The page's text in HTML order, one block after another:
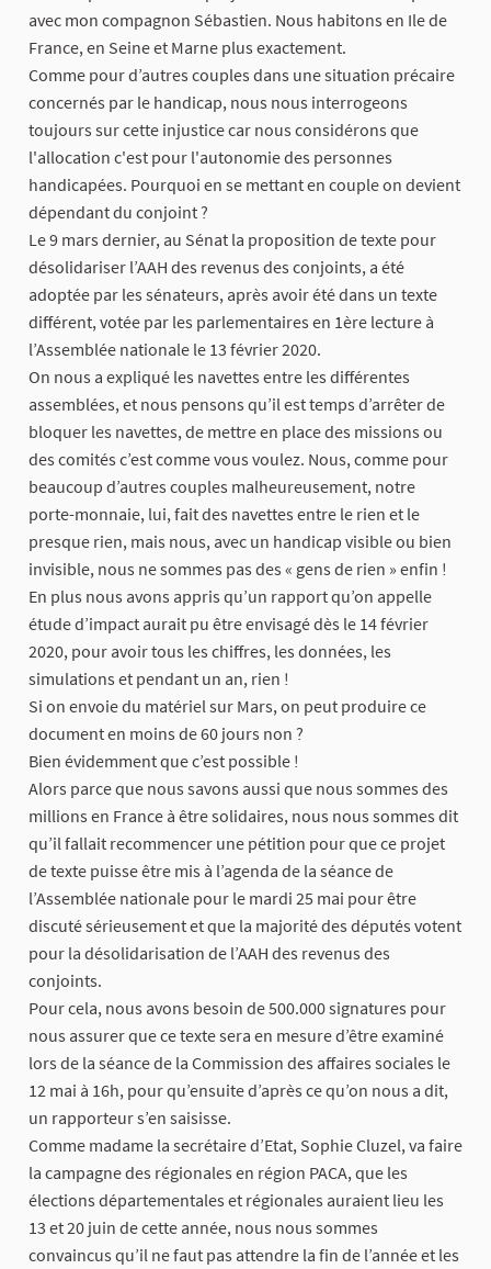
avec mon compagnon Sébastien. Nous habitons en Ile de
France, en Seine et Marne plus exactement.
Comme pour d’autres couples dans une situation précaire
concernés par le handicap, nous nous interrogeons
toujours sur cette injustice car nous considérons que
l'allocation c'est pour l'autonomie des personnes
handicapées. Pourquoi en se mettant en couple on devient
dépendant du conjoint ?
Le 9 mars dernier, au Sénat la proposition de texte pour
désolidariser l’AAH des revenus des conjoints, a été
adoptée par les sénateurs, après avoir été dans un texte
différent, votée par les parlementaires en 1ère lecture à
l’Assemblée nationale le 13 février 2020.
On nous a expliqué les navettes entre les différentes
assemblées, et nous pensons qu’il est temps d’arrêter de
bloquer les navettes, de mettre en place des missions ou
des comités c’est comme vous voulez. Nous, comme pour
beaucoup d’autres couples malheureusement, notre
porte-monnaie, lui, fait des navettes entre le rien et le
presque rien, mais nous, avec un handicap visible ou bien
invisible, nous ne sommes pas des « gens de rien » enfin !
En plus nous avons appris qu’un rapport qu’on appelle
étude d’impact aurait pu être envisagé dès le 14 février
2020, pour avoir tous les chiffres, les données, les
simulations et pendant un an, rien !
Si on envoie du matériel sur Mars, on peut produire ce
document en moins de 60 jours non ?
Bien évidemment que c’est possible !
Alors parce que nous savons aussi que nous sommes des
millions en France à être solidaires, nous nous sommes dit
qu’il fallait recommencer une pétition pour que ce projet
de texte puisse être mis à l’agenda de la séance de
l’Assemblée nationale pour le mardi 25 mai pour être
discuté sérieusement et que la majorité des députés votent
pour la désolidarisation de l’AAH des revenus des
conjoints.
Pour cela, nous avons besoin de 500.000 signatures pour
nous assurer que ce texte sera en mesure d’être examiné
lors de la séance de la Commission des affaires sociales le
12 mai à 16h, pour qu’ensuite d’après ce qu’on nous a dit,
un rapporteur s’en saisisse.
Comme madame la secrétaire d’Etat, Sophie Cluzel, va faire
la campagne des régionales en région PACA, que les
élections départementales et régionales auraient lieu les
13 et 20 juin de cette année, nous nous sommes
convaincus qu’il ne faut pas attendre la fin de l’année et les